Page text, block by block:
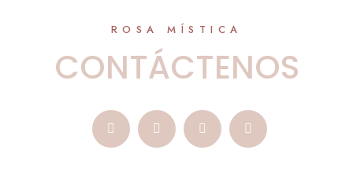
ROSA MÍSTICA
CONTÁCTENOS